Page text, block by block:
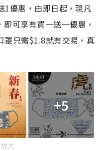
1優惠，由即日起，現凡
可享有買一送一優惠，
罩只需$1.8就有交易，真
+5
大